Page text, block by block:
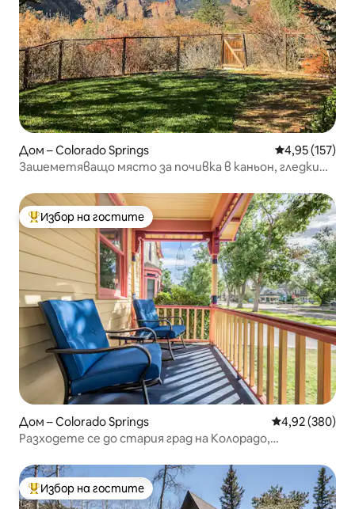
Дом – Colorado Springs Средна
4,95 (157)
Зашеметяващо място за почивка в каньон, гледки
Най-популярен избор на гостите
Избор на гостите
Дом – Colorado Springs Средна
4,92 (380)
Разходете се до стария град на Колорадо,
вана
Най-популярен избор на гостите
Избор на гостите